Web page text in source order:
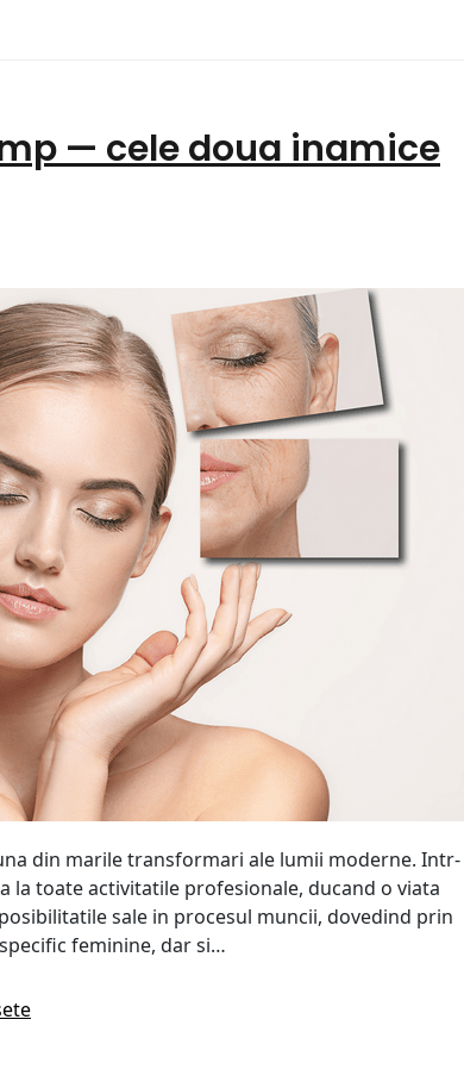
— cele doua inamice
din marile transformari ale lumii moderne. Intr-
la toate activitatile profesionale, ducand o viata
sale in procesul muncii, dovedind prin
feminine, dar si…